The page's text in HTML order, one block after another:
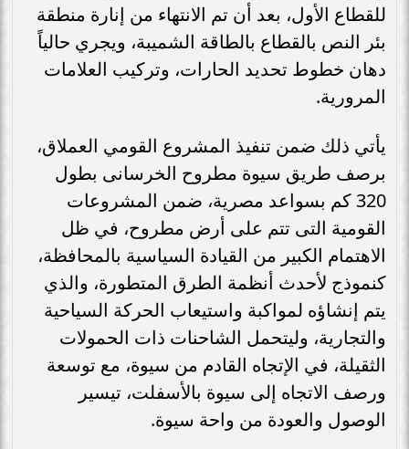
للقطاع الأول، بعد أن تم الانتهاء من إنارة منطقة
بئر النص بالقطاع بالطاقة الشميبة، ويجري حالياً
دهان خطوط تحديد الحارات، وتركيب العلامات
المرورية.
يأتي ذلك ضمن تنفيذ المشروع القومي العملاق،
برصف طريق سيوة مطروح الخرسانى بطول
320 كم بسواعد مصرية، ضمن المشروعات
القومية التى تتم على أرض مطروح، في ظل
الاهتمام الكبير من القيادة السياسية بالمحافظة،
كنموذج لأحدث أنظمة الطرق المتطورة، والذي
يتم إنشاؤه لمواكبة واستيعاب الحركة السياحية
والتجارية، وليتحمل الشاحنات ذات الحمولات
الثقيلة، في الإتجاه القادم من سيوة، مع توسعة
ورصف الاتجاه إلى سيوة بالأسفلت، تيسير
الوصول والعودة من واحة سيوة.